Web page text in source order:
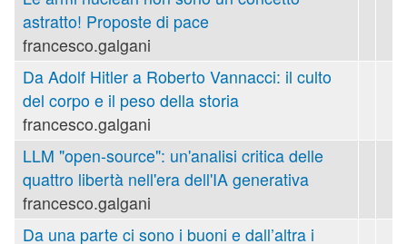
astratto! Proposte di pace
francesco.galgani
Da Adolf Hitler a Roberto Vannacci: il culto
del corpo e il peso della storia
francesco.galgani
LLM "open-source": un'analisi critica delle
quattro libertà nell'era dell'IA generativa
francesco.galgani
Da una parte ci sono i buoni e dall’altra i